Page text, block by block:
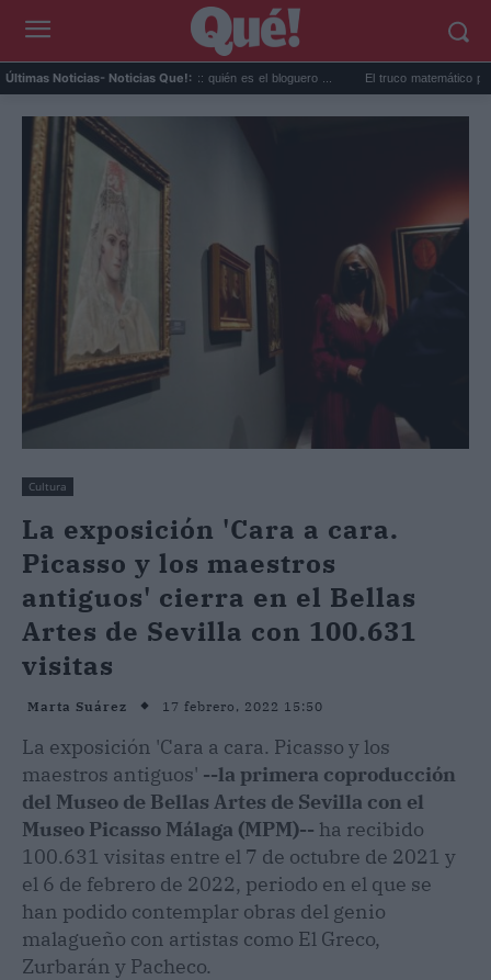
Últimas Noticias- Noticias Que!:
Perez Hilton directo TikTok: quién es el bloguero ... El truco matemático para
Cultura
La exposición 'Cara a cara.
Picasso y los maestros
antiguos' cierra en el Bellas
Artes de Sevilla con 100.631
visitas
Marta Suárez 17 febrero, 2022 15:50
La exposición 'Cara a cara. Picasso y los
maestros antiguos' --la primera coproducción
del Museo de Bellas Artes de Sevilla con el
Museo Picasso Málaga (MPM)-- ha recibido
100.631 visitas entre el 7 de octubre de 2021 y
el 6 de febrero de 2022, periodo en el que se
han podido contemplar obras del genio
malagueño con artistas como El Greco,
Zurbarán y Pacheco.